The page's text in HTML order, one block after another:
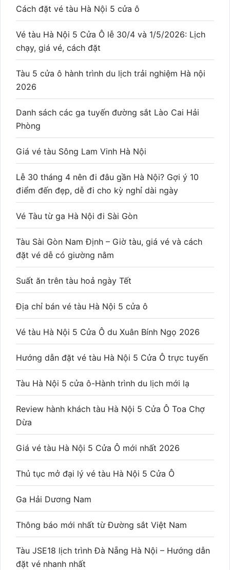
Cách đặt vé tàu Hà Nội 5 cửa ô
Vé tàu Hà Nội 5 Cửa Ô lễ 30/4 và 1/5/2026: Lịch
chạy, giá vé, cách đặt
Tàu 5 cửa ô hành trình du lịch trải nghiệm Hà nội
2026
Danh sách các ga tuyến đường sắt Lào Cai Hải
Phòng
Giá vé tàu Sông Lam Vinh Hà Nội
Lễ 30 tháng 4 nên đi đâu gần Hà Nội? Gợi ý 10
điểm đến đẹp, dễ đi cho kỳ nghỉ dài ngày
Vé Tàu từ ga Hà Nội đi Sài Gòn
Tàu Sài Gòn Nam Định – Giờ tàu, giá vé và cách
đặt vé dễ có giường nằm
Suất ăn trên tàu hoả ngày Tết
Địa chỉ bán vé tàu Hà Nội 5 cửa ô
Vé tàu Hà Nội 5 Cửa Ô du Xuân Bính Ngọ 2026
Hướng dẫn đặt vé tàu Hà Nội 5 Cửa Ô trực tuyến
Tàu Hà Nội 5 cửa ô-Hành trình du lịch mới lạ
Review hành khách tàu Hà Nội 5 Cửa Ô Toa Chợ
Dừa
Giá vé tàu Hà Nội 5 Cửa Ô mới nhất 2026
Thủ tục mở đại lý vé tàu Hà Nội 5 Cửa Ô
Ga Hải Dương Nam
Thông báo mới nhất từ Đường sắt Việt Nam
Tàu JSE18 lịch trình Đà Nẵng Hà Nội – Hướng dẫn
đặt vé nhanh nhất